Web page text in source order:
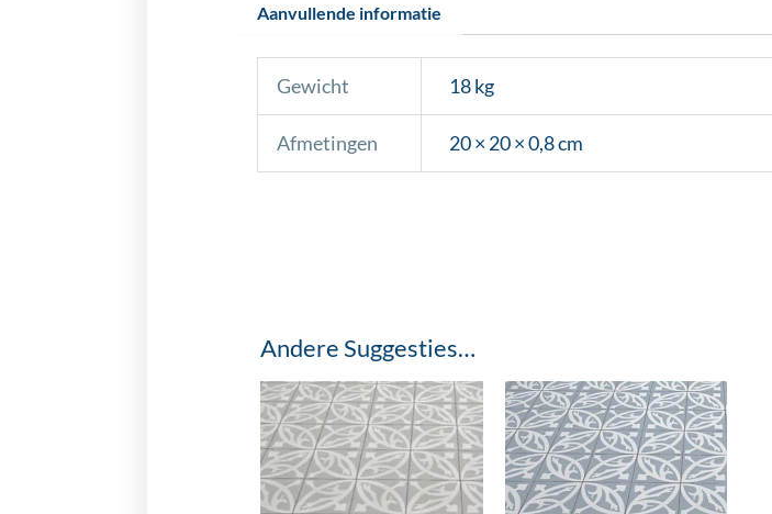
Aanvullende informatie
Gewicht 18 kg
Afmetingen 20 × 20 × 0,8 cm
Andere Suggesties…